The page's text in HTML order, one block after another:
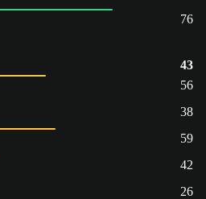
76
43
56
38
59
42
26